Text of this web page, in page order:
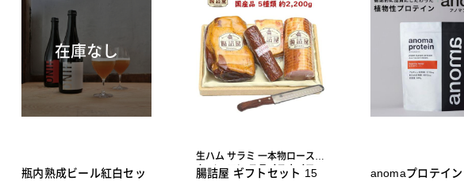
在庫なし
瓶内熟成ビール紅白セッ
生ハム サラミ 一本物ロースハ
ム ベーコン スライスナイフ
腸詰屋 ギフトセット 15
anomaプロテイ